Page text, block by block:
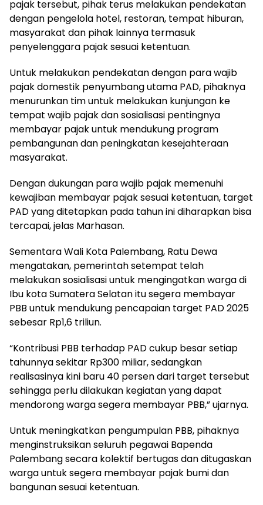
pajak tersebut, pihak terus melakukan pendekatan
dengan pengelola hotel, restoran, tempat hiburan,
masyarakat dan pihak lainnya termasuk
penyelenggara pajak sesuai ketentuan.
Untuk melakukan pendekatan dengan para wajib
pajak domestik penyumbang utama PAD, pihaknya
menurunkan tim untuk melakukan kunjungan ke
tempat wajib pajak dan sosialisasi pentingnya
membayar pajak untuk mendukung program
pembangunan dan peningkatan kesejahteraan
masyarakat.
Dengan dukungan para wajib pajak memenuhi
kewajiban membayar pajak sesuai ketentuan, target
PAD yang ditetapkan pada tahun ini diharapkan bisa
tercapai, jelas Marhasan.
Sementara Wali Kota Palembang, Ratu Dewa
mengatakan, pemerintah setempat telah
melakukan sosialisasi untuk mengingatkan warga di
Ibu kota Sumatera Selatan itu segera membayar
PBB untuk mendukung pencapaian target PAD 2025
sebesar Rp1,6 triliun.
“Kontribusi PBB terhadap PAD cukup besar setiap
tahunnya sekitar Rp300 miliar, sedangkan
realisasinya kini baru 40 persen dari target tersebut
sehingga perlu dilakukan kegiatan yang dapat
mendorong warga segera membayar PBB,” ujarnya.
Untuk meningkatkan pengumpulan PBB, pihaknya
menginstruksikan seluruh pegawai Bapenda
Palembang secara kolektif bertugas dan ditugaskan
warga untuk segera membayar pajak bumi dan
bangunan sesuai ketentuan.